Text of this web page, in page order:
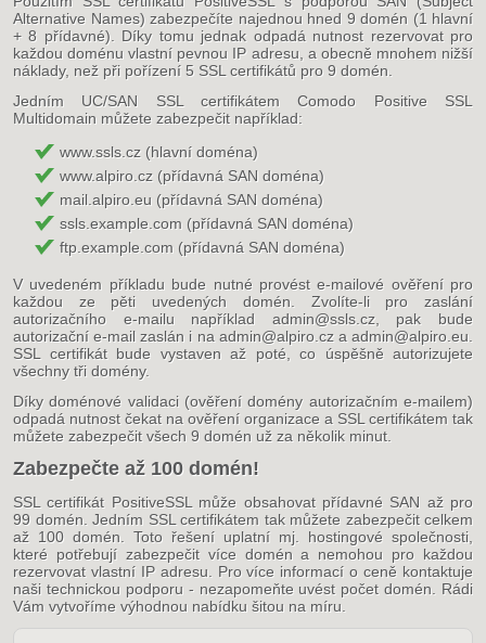
Alternative Names) zabezpečíte najednou hned 9 domén (1 hlavní
+ 8 přídavné). Díky tomu jednak odpadá nutnost rezervovat pro
každou doménu vlastní pevnou IP adresu, a obecně mnohem nižší
náklady, než při pořízení 5 SSL certifikátů pro 9 domén.
Jedním UC/SAN SSL certifikátem Comodo Positive SSL
Multidomain můžete zabezpečit například:
www.ssls.cz (hlavní doména)
www.alpiro.cz (přídavná SAN doména)
mail.alpiro.eu (přídavná SAN doména)
ssls.example.com (přídavná SAN doména)
ftp.example.com (přídavná SAN doména)
V uvedeném příkladu bude nutné provést e-mailové ověření pro
každou ze pěti uvedených domén. Zvolíte-li pro zaslání
autorizačního e-mailu například admin@ssls.cz, pak bude
autorizační e-mail zaslán i na admin@alpiro.cz a admin@alpiro.eu.
SSL certifikát bude vystaven až poté, co úspěšně autorizujete
všechny tři domény.
Díky doménové validaci (ověření domény autorizačním e-mailem)
odpadá nutnost čekat na ověření organizace a SSL certifikátem tak
můžete zabezpečit všech 9 domén už za několik minut.
Zabezpečte až 100 domén!
SSL certifikát PositiveSSL může obsahovat přídavné SAN až pro
99 domén. Jedním SSL certifikátem tak můžete zabezpečit celkem
až 100 domén. Toto řešení uplatní mj. hostingové společnosti,
které potřebují zabezpečit více domén a nemohou pro každou
rezervovat vlastní IP adresu. Pro více informací o ceně kontaktuje
naši technickou podporu - nezapomeňte uvést počet domén. Rádi
Vám vytvoříme výhodnou nabídku šitou na míru.